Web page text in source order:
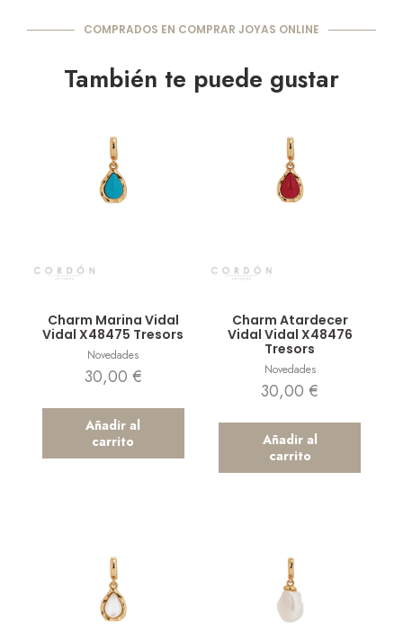
COMPRADOS EN COMPRAR JOYAS ONLINE
También te puede gustar
Charm Marina Vidal
Vidal X48475 Tresors
Novedades
30,00 €
Añadir al
carrito
Charm Atardecer
Vidal Vidal X48476
Tresors
Novedades
30,00€
Añadir al
carrito